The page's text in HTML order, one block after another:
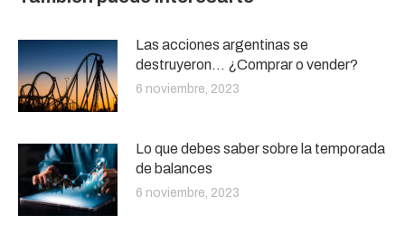
Las acciones argentinas se
destruyeron… ¿Comprar o vender?
6 noviembre, 2023
Lo que debes saber sobre la temporada
de balances
6 noviembre, 2023